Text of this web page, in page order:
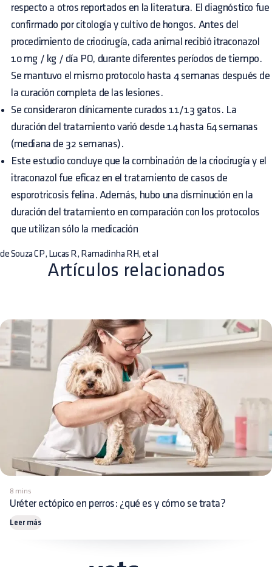
respecto a otros reportados en la literatura. El diagnóstico fue
confirmado por citología y cultivo de hongos. Antes del
procedimiento de criocirugía, cada animal recibió itraconazol
10 mg / kg / día PO, durante diferentes períodos de tiempo.
Se mantuvo el mismo protocolo hasta 4 semanas después de
la curación completa de las lesiones.
Se consideraron clínicamente curados 11/13 gatos. La
duración del tratamiento varió desde 14 hasta 64 semanas
(mediana de 32 semanas).
Este estudio concluye que la combinación de la criocirugía y el
itraconazol fue eficaz en el tratamiento de casos de
esporotricosis felina. Además, hubo una disminución en la
duración del tratamiento en comparación con los protocolos
que utilizan sólo la medicación
de Souza CP, Lucas R, Ramadinha RH, et al
Artículos relacionados
8 mins
Uréter ectópico en perros: ¿qué es y cómo se trata?
Leer más